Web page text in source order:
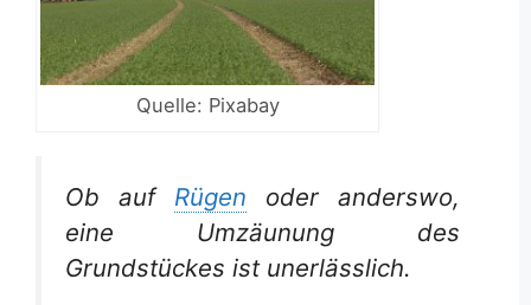
Quelle: Pixabay
Ob auf Rügen oder anderswo,
eine Umzäunung des
Grundstückes ist unerlässlich.